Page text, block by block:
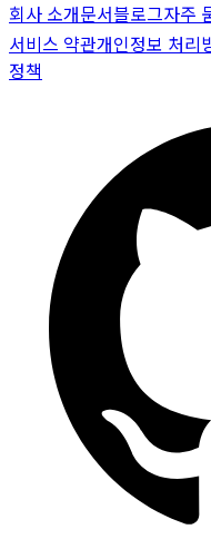
회사 소개문서블로그자주
서비스 약관개인정보 처리
정책